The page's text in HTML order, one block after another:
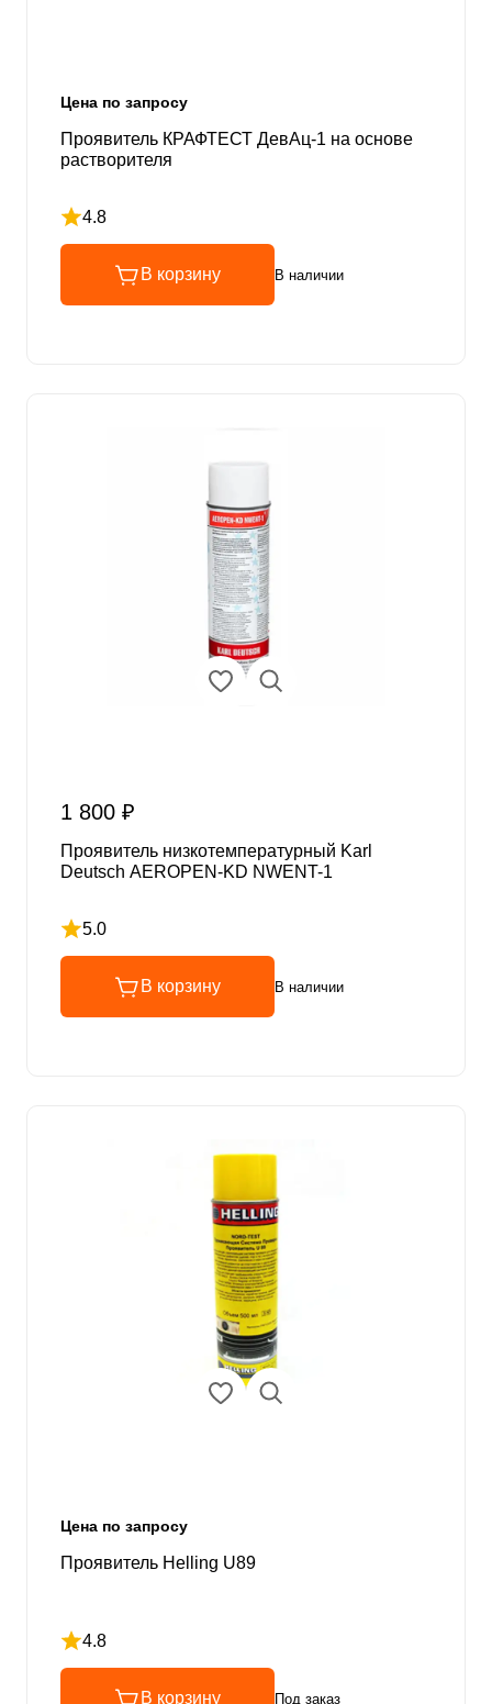
Цена по запросу
Проявитель КРАФТЕСТ ДевАц-1 на основе
растворителя
4.8
Рейтинг 4.8 из 5
В корзину В наличии
1 800 ₽
Проявитель низкотемпературный Karl
Deutsch AEROPEN-KD NWENT-1
5.0
Рейтинг 5 из 5
В корзину В наличии
Цена по запросу
Проявитель Helling U89
4.8
Рейтинг 4.8 из 5
В корзину Под заказ